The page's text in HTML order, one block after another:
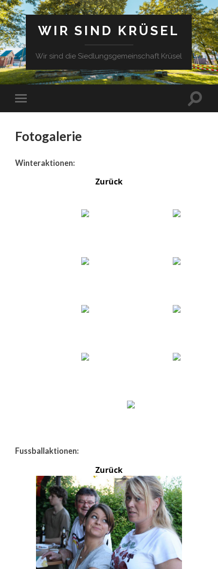
WIR SIND KRÜSEL
Wir sind die Siedlungsgemeinschaft Krüsel
Fotogalerie
Winteraktionen:
Zurück
Fussballaktionen:
Zurück